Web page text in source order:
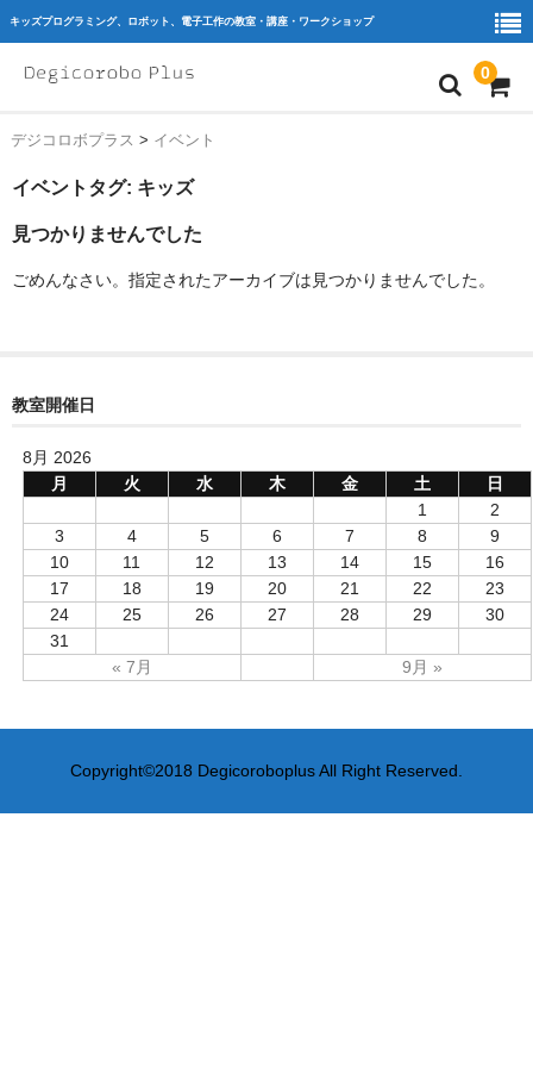
キッズプログラミング、ロボット、電子工作の教室・講座・ワークショップ
0
home
ｷｯｽﾞﾌﾟﾛｸﾞﾗﾐﾝｸﾞ
ﾛﾎﾞｯﾄ
教育機関・団体様
Blog
会員様専用
デジコロボプラス > イベント
イベントタグ: キッズ
見つかりませんでした
ごめんなさい。指定されたアーカイブは見つかりませんでした。
教室開催日
8月 2026
月
火 水 木 金 土
日
1
2
3
4 5 6 7 8
9
10
11 12 13 14 15
16
17
18 19 20 21 22
23
24
25 26 27 28 29
30
31
« 7月
9月 »
Copyright©2018 Degicoroboplus All Right Reserved.